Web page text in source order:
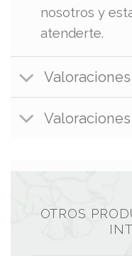
nosotros y
atenderte.
Valoraciones
OTROS